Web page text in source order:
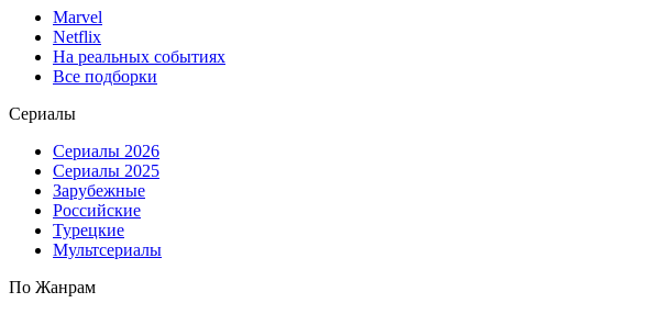
Marvel
Netflix
На реальных событиях
Все подборки
Сериалы
Сериалы 2026
Сериалы 2025
Зарубежные
Российские
Турецкие
Мультсериалы
По Жанрам